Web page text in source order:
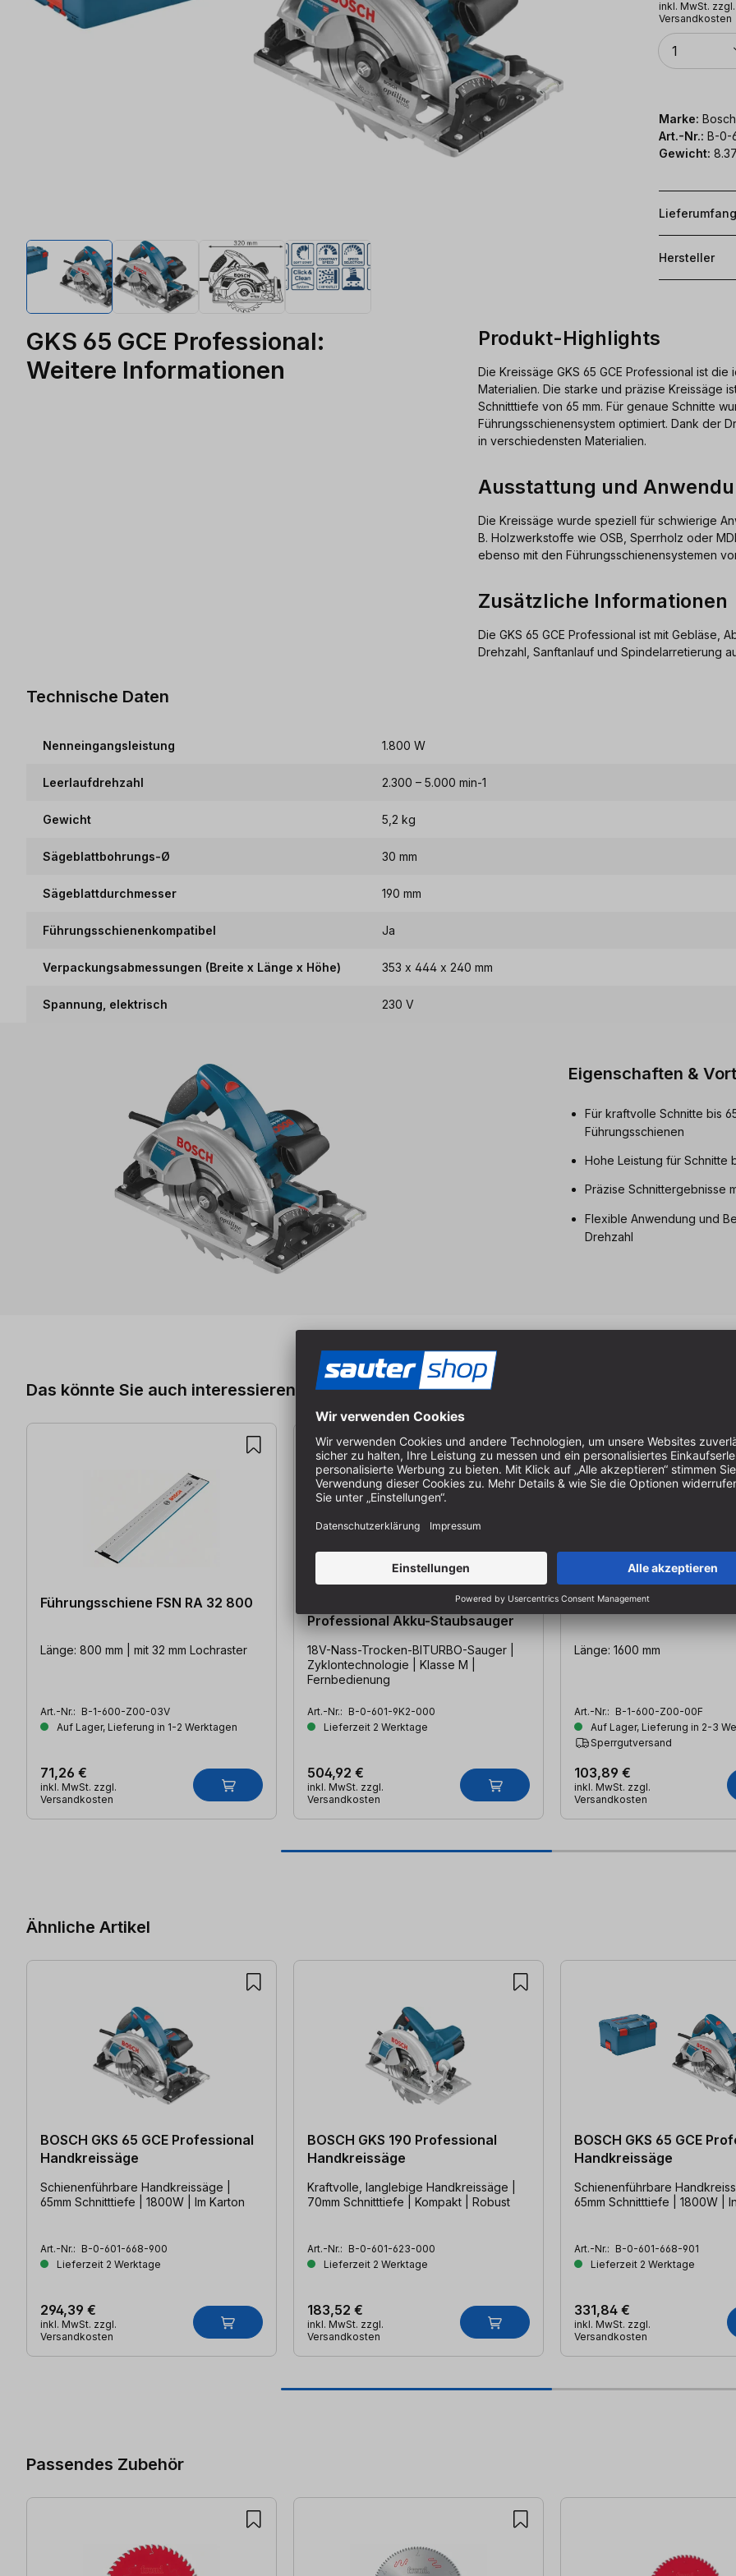
inkl. MwSt. zzgl.
Versandkosten
Anzahl
1
Marke: Bosch
Art.-Nr.: B-0-
Gewicht:
Lieferumfang
Hersteller
GKS 65 GCE Professional:
Weitere Informationen
Produkt-Highlights
Die Kreissäge GKS 65 GCE Professional ist
Materialien. Die starke und präzise Kreissäge
Schnitttiefe von 65 mm. Für genaue Schnitte
Führungsschienensystem optimiert. Dank der
in verschiedensten Materialien.
Ausstattung und
Die Kreissäge wurde speziell für schwierige
B. Holzwerkstoffe wie OSB, Sperrholz oder
ebenso mit den Führungsschienensystemen
Zusätzliche Informationen
Die GKS 65 GCE Professional ist mit Gebläse,
Drehzahl, Sanftanlauf und Spindelarretierung
Technische Daten
Nenneingangsleistung 1.800 W
Leerlaufdrehzahl 2.300 – 5.000 min-1
Gewicht 5,2 kg
Sägeblattbohrungs-Ø 30 mm
Sägeblattdurchmesser 190 mm
Führungsschienenkompatibel Ja
Verpackungsabmessungen (Breite x Länge x Höhe) 353 x 444 x 240 mm
Spannung, elektrisch 230 V
Eigenschaften &
Für kraftvolle Schnitte bis
Führungsschienen
Hohe Leistung für Schnitte
Präzise Schnittergebnisse
Flexible Anwendung und
Drehzahl
Das könnte Sie auch interessieren
Führungsschiene FSN RA 32 800
Länge: 800 mm | mit 32 mm Lochraster
Art.-Nr.: B-1-600-Z00-03V
Auf Lager, Lieferung in 1-2 Werktagen
71,26 €
inkl. MwSt. zzgl.
Versandkosten
BOSCH GAS 18V-12 MC
Professional Akku-Staubsauger
18V-Nass-Trocken-BITURBO-Sauger |
Zyklontechnologie | Klasse M |
Fernbedienung
Art.-Nr.: B-0-601-9K2-000
Lieferzeit 2 Werktage
504,92 €
inkl. MwSt. zzgl.
Versandkosten
Bosch Führungsschiene
Länge: 1600 mm
Art.-Nr.: B-1-600-Z00-00F
Auf Lager, Lieferung in 2-3
Sperrgutversand
103,89 €
inkl. MwSt. zzgl.
Versandkosten
Ähnliche Artikel
BOSCH GKS 65 GCE Professional
Handkreissäge
Schienenführbare Handkreissäge |
65mm Schnitttiefe | 1800W | Im Karton
Art.-Nr.: B-0-601-668-900
Lieferzeit 2 Werktage
294,39 €
inkl. MwSt. zzgl.
Versandkosten
BOSCH GKS 190 Professional
Handkreissäge
Kraftvolle, langlebige Handkreissäge |
70mm Schnitttiefe | Kompakt | Robust
Art.-Nr.: B-0-601-623-000
Lieferzeit 2 Werktage
183,52 €
inkl. MwSt. zzgl.
Versandkosten
BOSCH GKS 65 GCE
Handkreissäge
Schienenführbare
65mm Schnitttiefe | 1800W |
Art.-Nr.: B-0-601-668-901
Lieferzeit 2 Werktage
331,84 €
inkl. MwSt. zzgl.
Versandkosten
Passendes Zubehör